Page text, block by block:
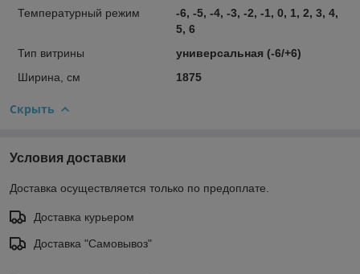
Температурный режим
-6, -5, -4, -3, -2, -1, 0, 1, 2, 3, 4,
5, 6
Тип витрины
универсальная (-6/+6)
Ширина, см
1875
Скрыть
Условия доставки
Доставка осуществляется только по предоплате.
Доставка курьером
Доставка "Самовывоз"